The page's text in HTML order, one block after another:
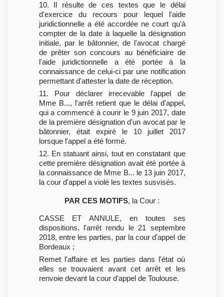
10. Il résulte de ces textes que le délai
d'exercice du recours pour lequel l'aide
juridictionnelle a été accordée ne court qu'à
compter de la date à laquelle la désignation
initiale, par le bâtonnier, de l'avocat chargé
de prêter son concours au bénéficiaire de
l'aide juridictionnelle a été portée à la
connaissance de celui-ci par une notification
permettant d'attester la date de réception.
11. Pour déclarer irrecevable l'appel de
Mme B..., l'arrêt retient que le délai d'appel,
qui a commencé à courir le 9 juin 2017, date
de la première désignation d'un avocat par le
bâtonnier, était expiré le 10 juillet 2017
lorsque l'appel a été formé.
12. En statuant ainsi, tout en constatant que
cette première désignation avait été portée à
la connaissance de Mme B... le 13 juin 2017,
la cour d'appel a violé les textes susvisés.
PAR CES MOTIFS, la Cour :
CASSE ET ANNULE, en toutes ses
dispositions, l'arrêt rendu le 21 septembre
2018, entre les parties, par la cour d'appel de
Bordeaux ;
Remet l'affaire et les parties dans l'état où
elles se trouvaient avant cet arrêt et les
renvoie devant la cour d'appel de Toulouse.